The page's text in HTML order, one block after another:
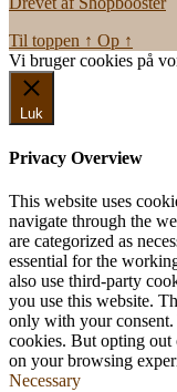
Til toppen ↑ Op ↑
Vi bruger cookies på
Luk
Privacy Overview
This website uses
navigate through the
are categorized as
essential for the
also use third-party
you use this website.
only with your consent.
cookies. But opting out
on your browsing
Necessary